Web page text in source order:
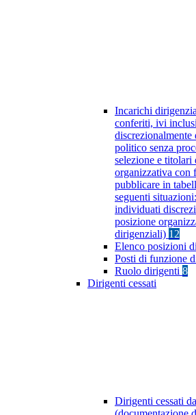
Incarichi
conferiti, ivi
politico senza
selezione e titolari
organizzativa con
pubblicare in
seguenti
individuati
posizione
dirigenziali) 12
Elenco posizioni
Posti di funzione
Ruolo dirigenti 8
Dirigenti cessati
Dirigenti cessati